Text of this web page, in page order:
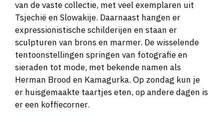
van de vaste collectie, met veel exemplaren uit
Tsjechië en Slowakije. Daarnaast hangen er
expressionistische schilderijen en staan er
sculpturen van brons en marmer. De wisselende
tentoonstellingen springen van fotografie en
sieraden tot mode, met bekende namen als
Herman Brood en Kamagurka. Op zondag kun je
er huisgemaakte taartjes eten, op andere dagen is
er een koffiecorner.